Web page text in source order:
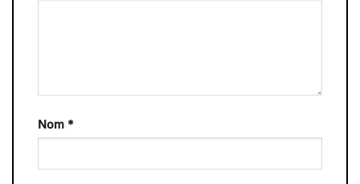
Nom *